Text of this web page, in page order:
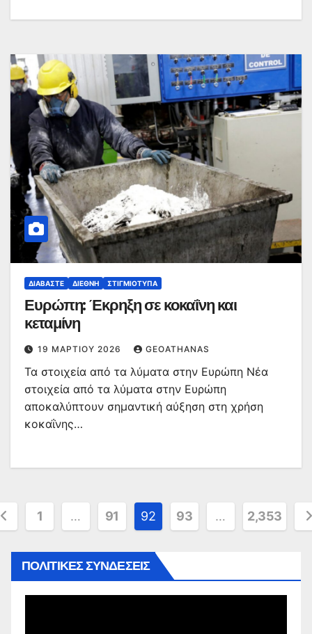
ΔΙΑΒΆΣΤΕ ΔΙΕΘΝΉ ΣΤΙΓΜΙΌΤΥΠΑ
Ευρώπη: Έκρηξη σε κοκαΐνη και
κεταμίνη
19 ΜΑΡΤΊΟΥ 2026 GEOATHANAS
Τα στοιχεία από τα λύματα στην Ευρώπη Νέα
στοιχεία από τα λύματα στην Ευρώπη
αποκαλύπτουν σημαντική αύξηση στη χρήση
κοκαΐνης…
1 … 91 92 93 … 2,353
ΠΟΛΙΤΙΚΕΣ ΣΥΝΔΕΣΕΙΣ